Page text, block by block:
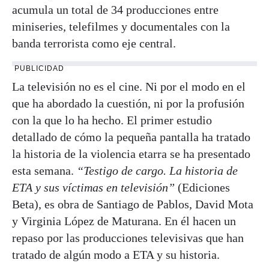
acumula un total de 34 producciones entre
miniseries, telefilmes y documentales con la
banda terrorista como eje central.
PUBLICIDAD
La televisión no es el cine. Ni por el modo en el
que ha abordado la cuestión, ni por la profusión
con la que lo ha hecho. El primer estudio
detallado de cómo la pequeña pantalla ha tratado
la historia de la violencia etarra se ha presentado
esta semana. “Testigo de cargo. La historia de
ETA y sus víctimas en televisión” (Ediciones
Beta), es obra de Santiago de Pablos, David Mota
y Virginia López de Maturana. En él hacen un
repaso por las producciones televisivas que han
tratado de algún modo a ETA y su historia.